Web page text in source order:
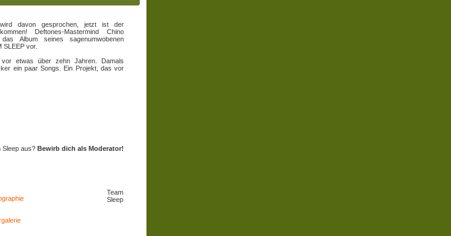
davon gesprochen, jetzt ist der
Deftones-Mastermind Chino
Album seines sagenumwobenen
SLEEP vor.
vor etwas über zehn Jahren. Damals
ein paar Songs. Ein Projekt, das vor
Sleep aus? Bewirb dich als Moderator!
Team
Sleep